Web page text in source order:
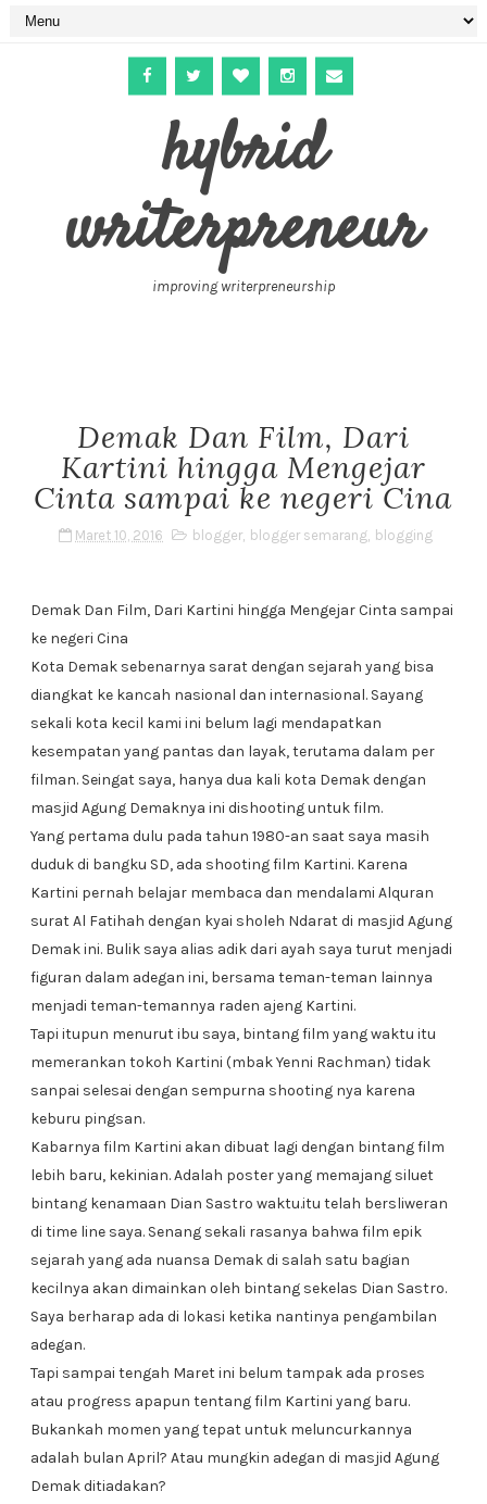
hybrid
writerpreneur
improving writerpreneurship
Demak Dan Film, Dari
Kartini hingga Mengejar
Cinta sampai ke negeri Cina
Maret 10, 2016 blogger, blogger semarang, blogging
Demak Dan Film, Dari Kartini hingga Mengejar Cinta sampai
ke negeri Cina
Kota Demak sebenarnya sarat dengan sejarah yang bisa
diangkat ke kancah nasional dan internasional. Sayang
sekali kota kecil kami ini belum lagi mendapatkan
kesempatan yang pantas dan layak, terutama dalam per
filman. Seingat saya, hanya dua kali kota Demak dengan
masjid Agung Demaknya ini dishooting untuk film.
Yang pertama dulu pada tahun 1980-an saat saya masih
duduk di bangku SD, ada shooting film Kartini. Karena
Kartini pernah belajar membaca dan mendalami Alquran
surat Al Fatihah dengan kyai sholeh Ndarat di masjid Agung
Demak ini. Bulik saya alias adik dari ayah saya turut menjadi
figuran dalam adegan ini, bersama teman-teman lainnya
menjadi teman-temannya raden ajeng Kartini.
Tapi itupun menurut ibu saya, bintang film yang waktu itu
memerankan tokoh Kartini (mbak Yenni Rachman) tidak
sanpai selesai dengan sempurna shooting nya karena
keburu pingsan.
Kabarnya film Kartini akan dibuat lagi dengan bintang film
lebih baru, kekinian. Adalah poster yang memajang siluet
bintang kenamaan Dian Sastro waktu.itu telah bersliweran
di time line saya. Senang sekali rasanya bahwa film epik
sejarah yang ada nuansa Demak di salah satu bagian
kecilnya akan dimainkan oleh bintang sekelas Dian Sastro.
Saya berharap ada di lokasi ketika nantinya pengambilan
adegan.
Tapi sampai tengah Maret ini belum tampak ada proses
atau progress apapun tentang film Kartini yang baru.
Bukankah momen yang tepat untuk meluncurkannya
adalah bulan April? Atau mungkin adegan di masjid Agung
Demak ditiadakan?